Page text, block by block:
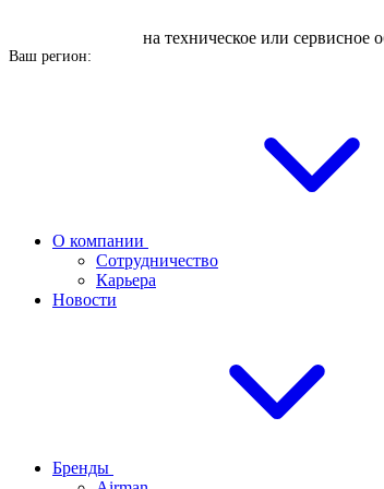
на техническое или сервисное
Ваш регион:
О компании
Сотрудничество
Карьера
Новости
Бренды